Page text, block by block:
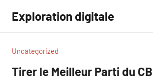
contenu
Exploration digitale
Uncategorized
Tirer le Meilleur Parti du